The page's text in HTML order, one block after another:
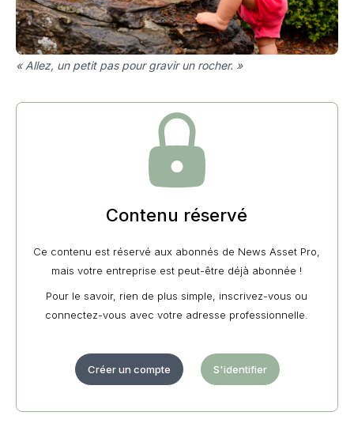
« Allez, un petit pas pour gravir un rocher. »
Contenu réservé
Ce contenu est réservé aux abonnés de News Asset Pro,
mais votre entreprise est peut-être déjà abonnée !
Pour le savoir, rien de plus simple, inscrivez-vous ou
connectez-vous avec votre adresse professionnelle.
Créer un compte S'identifier